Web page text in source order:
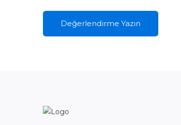
Değerlendirme Yazın